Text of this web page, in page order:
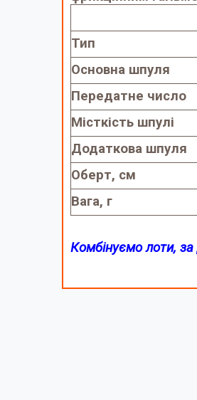
Тип
Основна шпуля
Передатне число
Місткість шпулі
Додаткова шпуля
Оберт, см
Вага, г
Комбінуємо лоти,